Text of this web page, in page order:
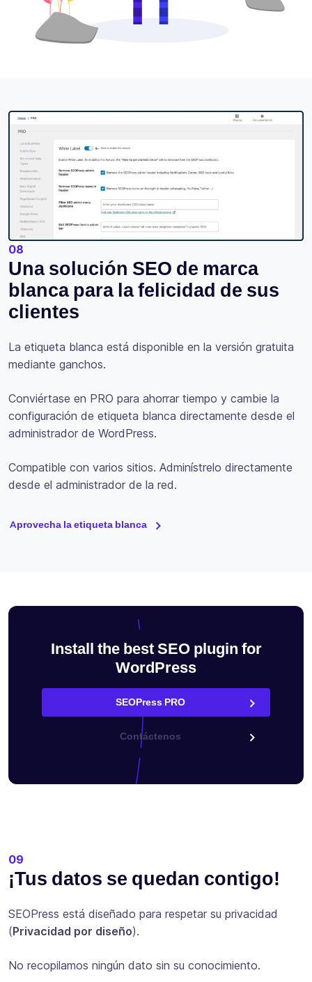
08
Una solución SEO de marca
blanca para la felicidad de sus
clientes
La etiqueta blanca está disponible en la versión gratuita
mediante ganchos.
Conviértase en PRO para ahorrar tiempo y cambie la
configuración de etiqueta blanca directamente desde el
administrador de WordPress.
Compatible con varios sitios. Adminístrelo directamente
desde el administrador de la red.
Aprovecha la etiqueta blanca
Install the best SEO plugin for
WordPress
SEOPress PRO
Contáctenos
09
¡Tus datos se quedan contigo!
SEOPress está diseñado para respetar su privacidad
(Privacidad por diseño).
No recopilamos ningún dato sin su conocimiento.